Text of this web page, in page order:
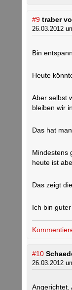
#9 traber
26.03.2012
Bin
Heute
Aber selbst
bleiben wir
Das hat
Mindestens
heute ist
Das zeigt
Ich bin guter
#10
26.03.2012
Angerichtet.